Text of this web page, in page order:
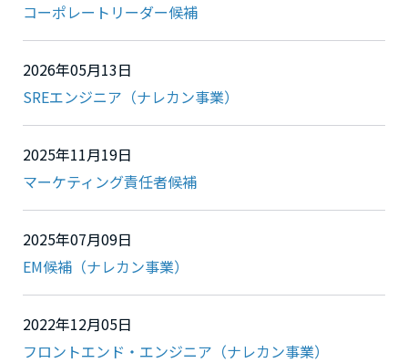
コーポレートリーダー候補
2026年05月13日
SREエンジニア（ナレカン事業）
2025年11月19日
マーケティング責任者候補
2025年07月09日
EM候補（ナレカン事業）
2022年12月05日
フロントエンド・エンジニア（ナレカン事業）